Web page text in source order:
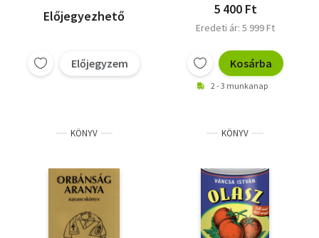
Előjegyezhető
Előjegyzem
5 400 Ft
Eredeti ár: 5 999 Ft
Kosárba
2 - 3 munkanap
KÖNYV KÖNYV